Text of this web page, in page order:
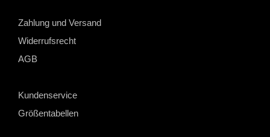
Zahlung und Versand
Widerrufsrecht
AGB
Kundenservice
Größentabellen